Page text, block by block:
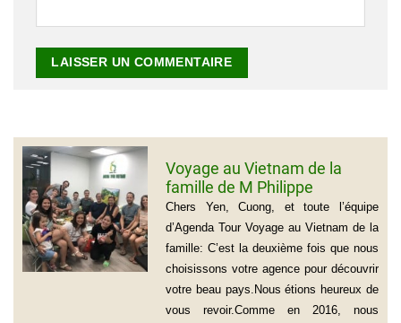
Voyage au Vietnam de la
famille de M Philippe
GROGNET
Chers Yen, Cuong, et toute l’équipe
d’Agenda Tour Voyage au Vietnam de la
famille: C’est la deuxième fois que nous
choisissons votre agence pour découvrir
votre beau pays.Nous étions heureux de
vous revoir.Comme en 2016, nous